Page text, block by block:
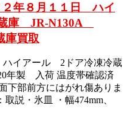
２年８月１１日 ハイ
庫 JR-N130A
買取
イアール 2ドア冷凍冷蔵
製 入荷 温度帯確認済
下部前方にはがれ傷ありま
説・氷皿 ・幅474mm、